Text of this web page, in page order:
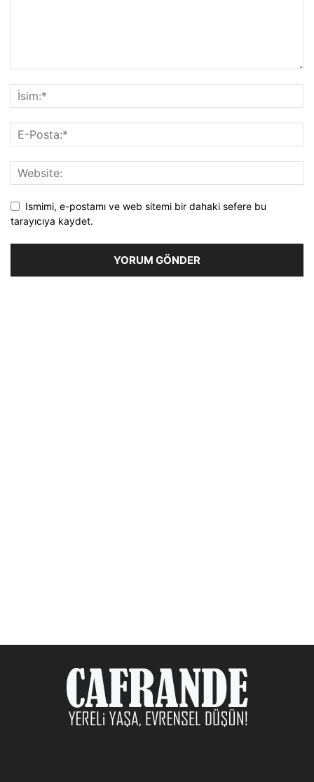
Ismimi, e-postamı ve web sitemi bir dahaki sefere bu
tarayıcıya kaydet.